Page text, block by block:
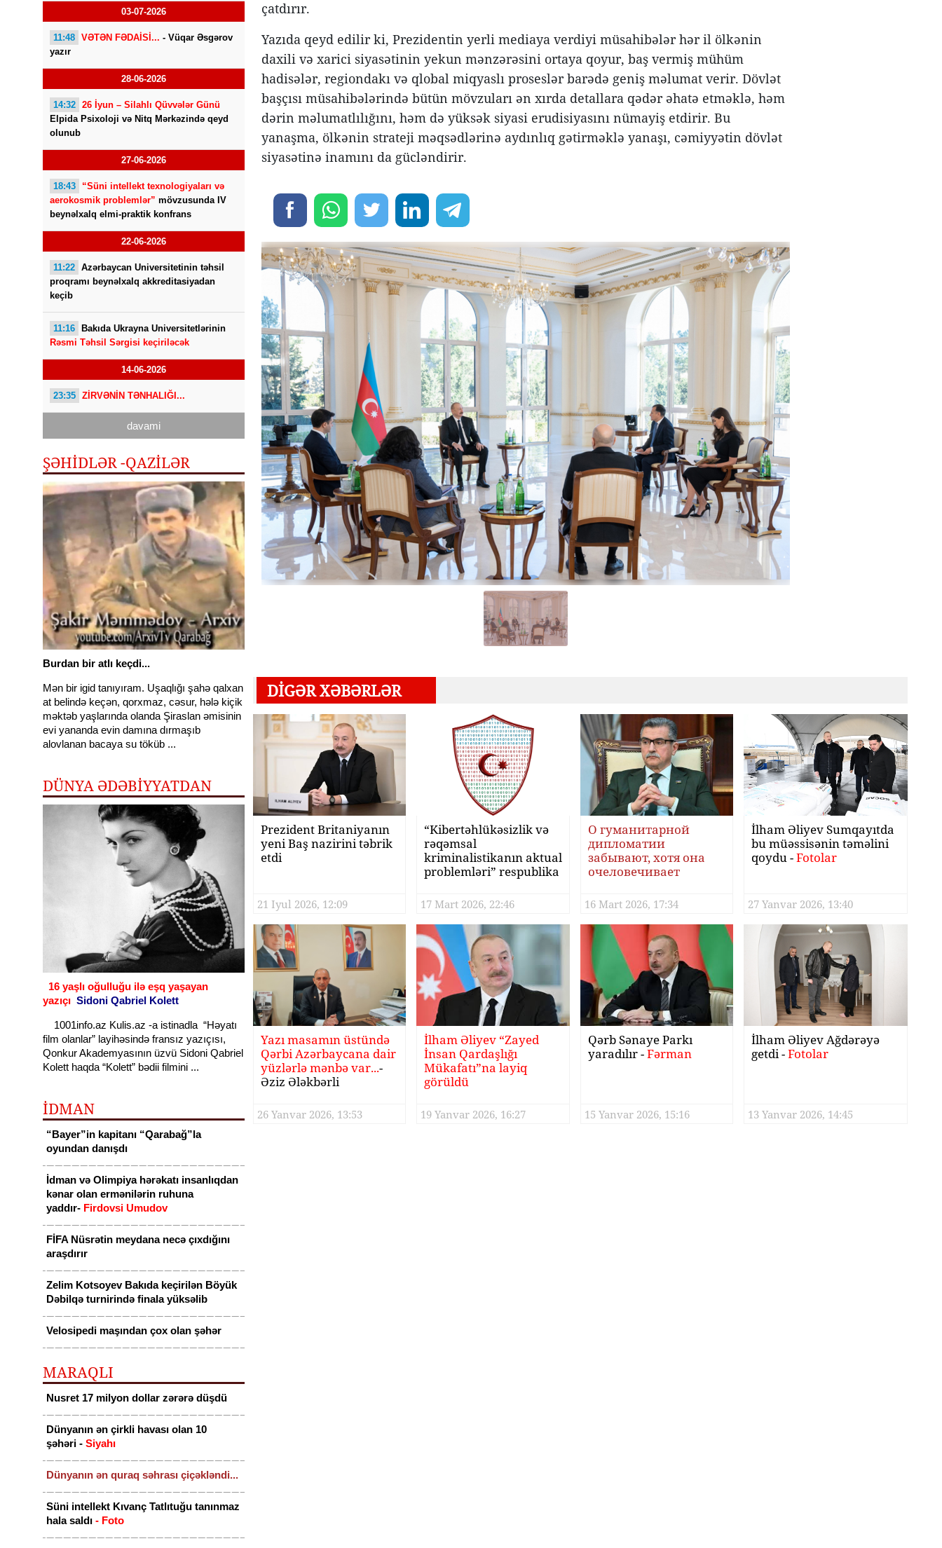
03-07-2026
11:48 VƏTƏN FƏDAİSİ... - Vüqar Əsgərov
yazır
28-06-2026
14:32 26 İyun – Silahlı Qüvvələr Günü
Elpida Psixoloji və Nitq Mərkəzində qeyd
olunub
27-06-2026
18:43
“Süni intellekt texnologiyaları və
aerokosmik problemlər” mövzusunda IV
beynəlxalq elmi-praktik konfrans
22-06-2026
11:22 Azərbaycan Universitetinin təhsil
proqramı beynəlxalq akkreditasiyadan
keçib
11:16
Bakıda Ukrayna Universitetlərinin
Rəsmi Təhsil Sərgisi keçiriləcək
14-06-2026
23:35 ZİRVƏNİN TƏNHALIĞI...
davami
ŞƏHİDLƏR -QAZILƏR
Burdan bir atlı keçdi...
Mən bir igid tanıyıram. Uşaqlığı şahə qalxan
at belində keçən, qorxmaz, cəsur, hələ kiçik
məktəb yaşlarında olanda Şiraslan əmisinin
evi yananda evin damına dırmaşıb
alovlanan bacaya su töküb ...
DÜNYA ƏDƏBİYYATDAN
16 yaşlı oğulluğu ilə eşq yaşayan
yazıçı Sidoni Qabriel Kolett
1001info.az Kulis.az -a istinadla “Həyatı
film olanlar” layihəsində fransız yazıçısı,
Qonkur Akademyasının üzvü Sidoni Qabriel
Kolett haqda “Kolett” bədii filmini ...
İDMAN
“Bayer”in kapitanı “Qarabağ”la
oyundan danışdı
İdman və Olimpiya hərəkatı insanlıqdan
kənar olan ermənilərin ruhuna
yaddır- Firdovsi Umudov
FİFA Nüsrətin meydana necə çıxdığını
araşdırır
Zelim Kotsoyev Bakıda keçirilən Böyük
Dəbilqə turnirində finala yüksəlib
Velosipedi maşından çox olan şəhər
MARAQLI
Nusret 17 milyon dollar zərərə düşdü
Dünyanın ən çirkli havası olan 10
şəhəri - Siyahı
Dünyanın ən quraq səhrası çiçəkləndi...
Süni intellekt Kıvanç Tatlıtuğu tanınmaz
hala saldı - Foto
çatdırır.
Yazıda qeyd edilir ki, Prezidentin yerli mediaya verdiyi müsahibələr hər il ölkənin
daxili və xarici siyasətinin yekun mənzərəsini ortaya qoyur, baş vermiş mühüm
hadisələr, regiondakı və qlobal miqyaslı proseslər barədə geniş məlumat verir. Dövlət
başçısı müsahibələrində bütün mövzuları ən xırda detallara qədər əhatə etməklə, həm
dərin məlumatlılığını, həm də yüksək siyasi erudisiyasını nümayiş etdirir. Bu
yanaşma, ölkənin strateji məqsədlərinə aydınlıq gətirməklə yanaşı, cəmiyyətin dövlət
siyasətinə inamını da gücləndirir.
DIGƏR XƏBƏRLƏR
Prezident Britaniyanın
yeni Baş nazirini təbrik
etdi
21 Iyul 2026, 12:09
“Kibertəhlükəsizlik və
rəqəmsal
kriminalistikanın aktual
problemləri” respublika
keçiriləcəkdir
17 Mart 2026, 22:46
О гуманитарной
дипломатии
забывают, хотя она
очеловечивает
16 Mart 2026, 17:34
İlham Əliyev Sumqayıtda
bu müəssisənin təməlini
qoydu -Fotolar
27 Yanvar 2026, 13:40
Yazı masamın üstündə
Qərbi Azərbaycana dair
yüzlərlə mənbə var...-
Əziz Ələkbərli
26 Yanvar 2026, 13:53
İlham Əliyev “Zayed
İnsan Qardaşlığı
Mükafatı”na layiq
görüldü
19 Yanvar 2026, 16:27
Qərb Sənaye Parkı
yaradılır -Fərman
15 Yanvar 2026, 15:16
İlham Əliyev Ağdərəyə
getdi -Fotolar
13 Yanvar 2026, 14:45